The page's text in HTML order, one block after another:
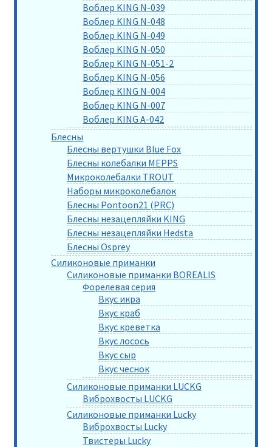
Воблер KING N-039
Воблер KING N-048
Воблер KING N-049
Воблер KING N-050
Воблер KING N-051-2
Воблер KING N-056
Воблер KING N-004
Воблер KING N-007
Воблер KING A-042
Блесны
Блесны вертушки Blue Fox
Блесны колебалки MEPPS
Микроколебалки TROUT
Наборы микроколебалок
Блесны Pontoon21 (PRC)
Блесны незацепляйки KING
Блесны незацепляйки Hedsta
Блесны Osprey
Силиконовые приманки
Силиконовые приманки BOREALIS
Форелевая серия
Вкус икра
Вкус краб
Вкус креветка
Вкус лосось
Вкус сыр
Вкус чеснок
Силиконовые приманки LUCKG
Виброхвосты LUCKG
Силиконовые приманки Lucky
Виброхвосты Lucky
Твистеры Lucky